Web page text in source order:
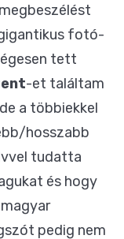
fotó-
tett
-et találtam
a többiekkel
hosszabb
tudatta
és hogy
pedig nem